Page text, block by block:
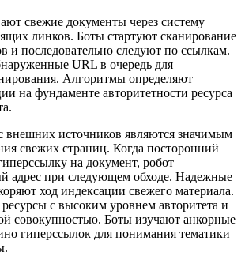
свежие документы через систему
линков. Боты стартуют сканирование
и последовательно следуют по ссылкам.
URL в очередь для
Алгоритмы определяют
на фундаменте авторитетности ресурса
внешних источников являются значимым
свежих страниц. Когда посторонний
на документ, робот
адрес при следующем обходе. Надежные
ход индексации свежего материала.
с высоким уровнем авторитета и
совокупностью. Боты изучают анкорные
гиперссылок для понимания тематики